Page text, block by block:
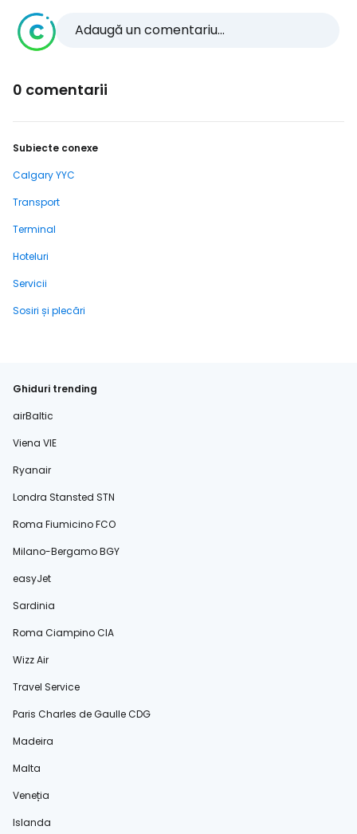
Adaugă un comentariu...
0 comentarii
Subiecte conexe
Calgary YYC
Transport
Terminal
Hoteluri
Servicii
Sosiri și plecări
Ghiduri trending
airBaltic
Viena VIE
Ryanair
Londra Stansted STN
Roma Fiumicino FCO
Milano-Bergamo BGY
easyJet
Sardinia
Roma Ciampino CIA
Wizz Air
Travel Service
Paris Charles de Gaulle CDG
Madeira
Malta
Veneția
Islanda